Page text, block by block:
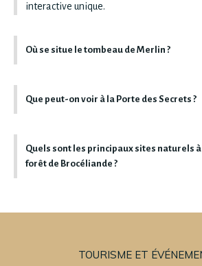
interactive unique.
Où se situe le tombeau de Merlin ?
Que peut-on voir à la Porte des Secrets ?
Quels sont les principaux sites naturels
forêt de Brocéliande ?
TOURISME ET